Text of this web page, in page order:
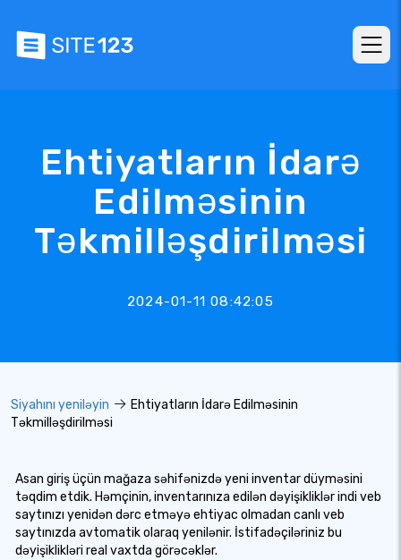
Ehtiyatların İdarə
Edilməsinin
Təkmilləşdirilməsi
2024-01-11 08:42:05
Siyahını yeniləyin
Ehtiyatların İdarə Edilməsinin
Təkmilləşdirilməsi
Asan giriş üçün mağaza səhifənizdə yeni inventar düyməsini
təqdim etdik. Həmçinin, inventarınıza edilən dəyişikliklər indi veb
saytınızı yenidən dərc etməyə ehtiyac olmadan canlı veb
saytınızda avtomatik olaraq yenilənir. İstifadəçiləriniz bu
dəyişiklikləri real vaxtda görəcəklər.